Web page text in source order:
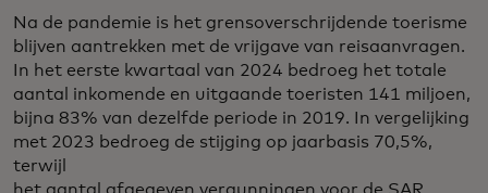
Na de pandemie is het grensoverschrijdende toerisme
blijven aantrekken met de vrijgave van reisaanvragen.
In het eerste kwartaal van 2024 bedroeg het totale
aantal inkomende en uitgaande toeristen 141 miljoen,
bijna 83% van dezelfde periode in 2019. In vergelijking
met 2023 bedroeg de stijging op jaarbasis 70,5%,
terwijl